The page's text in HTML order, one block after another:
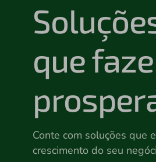
que
Conte com soluções que
crescimento do seu